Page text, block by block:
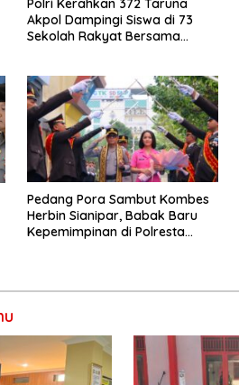
Polri Kerahkan 372 Taruna
Akpol Dampingi Siswa di 73
Sekolah Rakyat Bersama
Pedang Pora Sambut Kombes
Herbin Sianipar, Babak Baru
Kepemimpinan di Polresta